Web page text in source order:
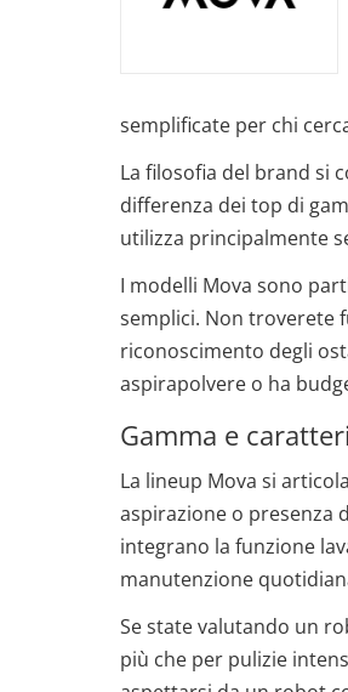
semplificate per chi
La filosofia del brand si
differenza dei top di
utilizza principalmente
I modelli Mova sono
semplici. Non troverete
riconoscimento degli
aspirapolvere o ha
Gamma e
La lineup Mova si
aspirazione o presenza
integrano la funzione
manutenzione
Se state valutando un
più che per pulizie